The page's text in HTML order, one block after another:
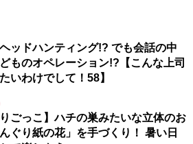
ッドハンティング!? でも会話の中
ものオペレーション!?【こんな上司
いわけでして！58】
りごっこ】ハチの巣みたいな立体のお
ぐり紙の花」を手づくり！ 暑い日